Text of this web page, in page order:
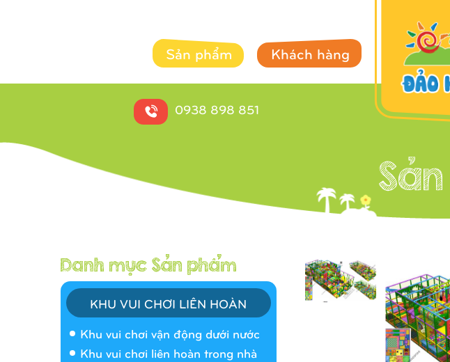
Sản phẩm Khách hàng
0938 898 851
KHU VUI CHƠI LIÊN HOÀN
Khu vui chơi vận động dưới nước
Khu vui chơi liên hoàn trong nhà